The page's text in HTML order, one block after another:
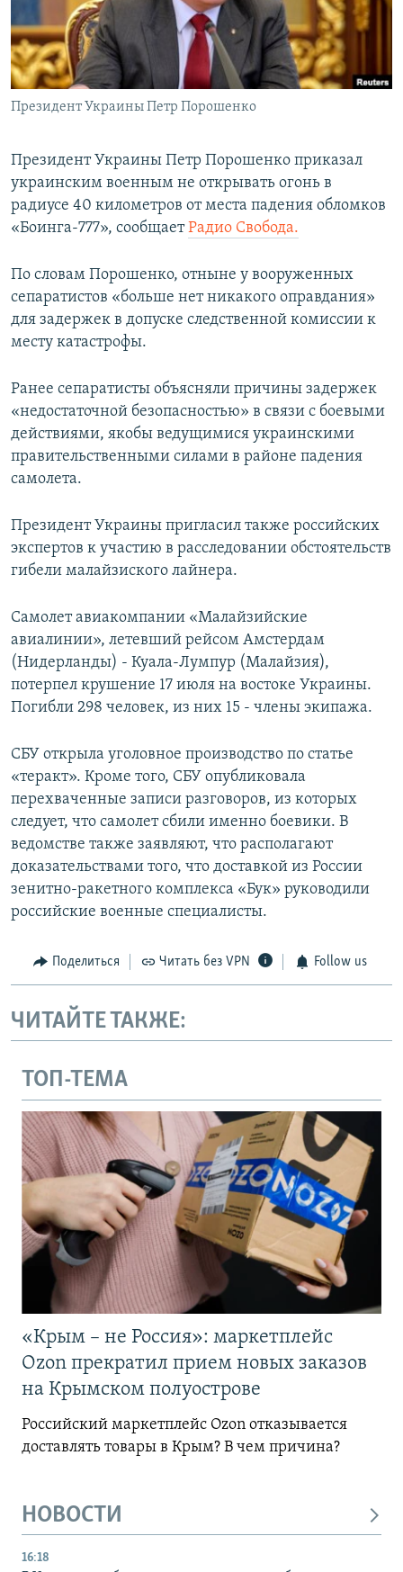
ПОБЕДИТЕЛЕЙ НЕ СУДЯТ?
КРЫМ.НЕПОКОРЕННЫЙ
ELIFBE
УКРАИНСКАЯ ПРОБЛЕМА КРЫМА
ПРИСОЕДИНЯЙТЕСЬ!
Президент Украины Петр Порошенко
Президент Украины Петр Порошенко приказал
украинским военным не открывать огонь в
радиусе 40 километров от места падения обломков
«Боинга-777», сообщаетРадио Свобода.
По словам Порошенко, отныне у вооруженных
сепаратистов «больше нет никакого оправдания»
для задержек в допуске следственной комиссии к
месту катастрофы.
Ранее сепаратисты объясняли причины задержек
«недостаточной безопасностью» в связи с боевыми
действиями, якобы ведущимися украинскими
правительственными силами в районе падения
самолета.
Президент Украины пригласил также российских
экспертов к участию в расследовании обстоятельств
гибели малайзиского лайнера.
Самолет авиакомпании «Малайзийские
авиалинии», летевший рейсом Амстердам
(Нидерланды) - Куала-Лумпур (Малайзия),
потерпел крушение 17 июля на востоке Украины.
Погибли 298 человек, из них 15 - члены экипажа.
СБУ открыла уголовное производство по статье
«теракт». Кроме того, СБУ опубликовала
перехваченные записи разговоров, из которых
следует, что самолет сбили именно боевики. В
ведомстве также заявляют, что располагают
доказательствами того, что доставкой из России
зенитно-ракетного комплекса «Бук» руководили
российские военные специалисты.
Поделиться Читать без VPN Follow us
ЧИТАЙТЕ ТАКЖЕ:
ТОП-ТЕМА
«Крым – не Россия»: маркетплейс
Ozon прекратил прием новых заказов
на Крымском полуострове
Российский маркетплейс Ozon отказывается
доставлять товары в Крым? В чем причина?
НОВОСТИ
16:18